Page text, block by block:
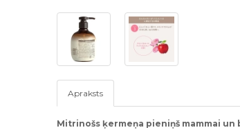
Apraksts
Mitrinošs ķermeņa pieniņš mammai